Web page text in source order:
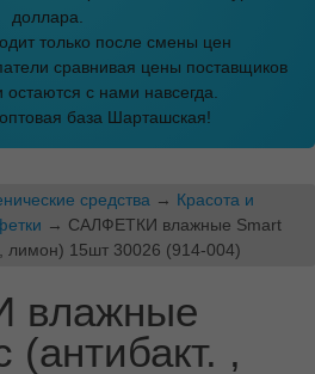
доллара.
только после смены цен
сравнивая цены поставщиков
с нами навсегда.
база Шарташская!
средства → Красота и
→ САЛФЕТКИ влажные Smart
лимон) 15шт 30026 (914-004)
влажные
,